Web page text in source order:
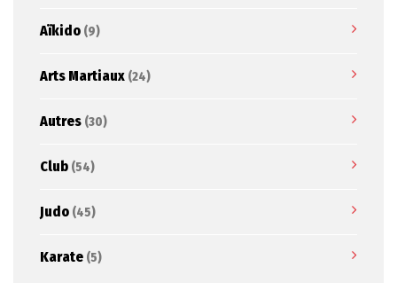
Aïkido (9)
Arts Martiaux (24)
Autres (30)
Club (54)
Judo (45)
Karate (5)